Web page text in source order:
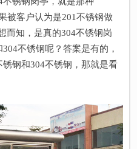
被客户认为是201不锈钢做
而知，是真的304不锈钢岗
不锈钢呢？答案是有的，
钢和304不锈钢，那就是看